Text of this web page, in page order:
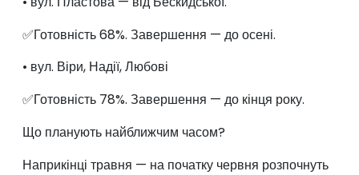
✅Готовність 68%. Завершення — до осені.
• вул. Віри, Надії, Любові
✅Готовність 78%. Завершення — до кінця року.
Що планують найближчим часом?
Наприкінці травня — на початку червня розпочнуть